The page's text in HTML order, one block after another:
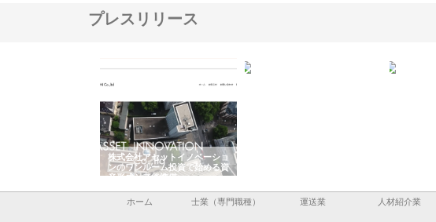
プレスリリース
庭楽株式会社が知多半島と三河
と名古屋で叶える理想の外構空
間
ホーム 士業（専門職種） 運送業 人材紹介業